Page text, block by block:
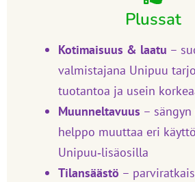
Plussat
Kotimaisuus & laatu –
valmistajana Unipuu
tuotantoa ja usein
Muunneltavuus –
helppo muuttaa eri
Unipuu‑lisäosilla
Tilansäästö –